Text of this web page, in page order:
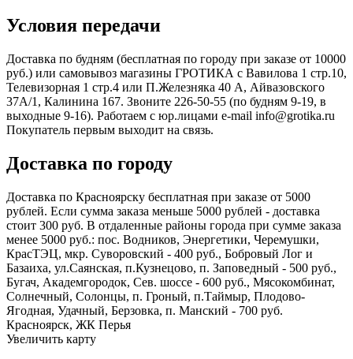
Условия передачи
Доставка по будням (бесплатная по городу при заказе от 10000
руб.) или самовывоз магазины ГРОТИКА с Вавилова 1 стр.10,
Телевизорная 1 стр.4 или П.Железняка 40 А, Айвазовского
37А/1, Калинина 167. Звоните 226-50-55 (по будням 9-19, в
выходные 9-16). Работаем с юр.лицами e-mail info@grotika.ru
Покупатель первым выходит на связь.
Доставка по городу
Доставка по Красноярску бесплатная при заказе от 5000
рублей. Если сумма заказа меньше 5000 рублей - доставка
стоит 300 руб. В отдаленные районы города при сумме заказа
менее 5000 руб.: пос. Водников, Энергетики, Черемушки,
КрасТЭЦ, мкр. Суворовский - 400 руб., Бобровый Лог и
Базаиха, ул.Саянская, п.Кузнецово, п. Заповедный - 500 руб.,
Бугач, Академгородок, Сев. шоссе - 600 руб., Мясокомбинат,
Солнечный, Солонцы, п. Гроный, п.Таймыр, Плодово-
Ягодная, Удачный, Берзовка, п. Манский - 700 руб.
Красноярск, ЖК Перья
Увеличить карту